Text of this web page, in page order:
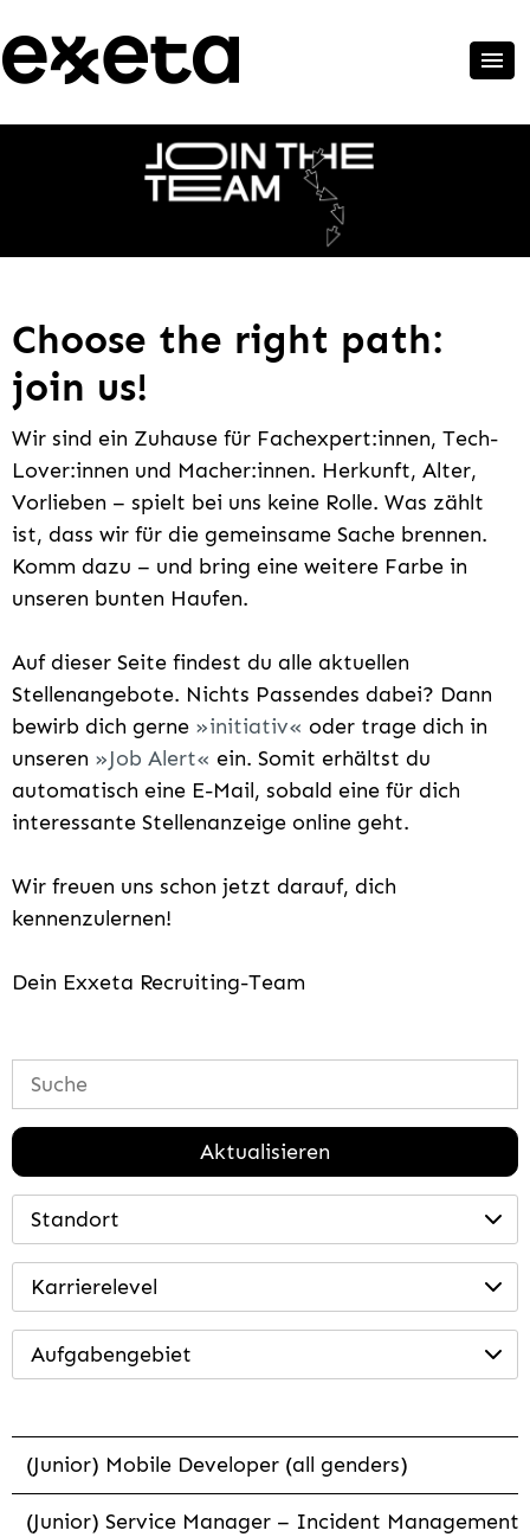
Choose the right path:
join us!
Wir sind ein Zuhause für Fachexpert:innen, Tech-
Lover:innen und Macher:innen. Herkunft, Alter,
Vorlieben – spielt bei uns keine Rolle. Was zählt
ist, dass wir für die gemeinsame Sache brennen.
Komm dazu – und bring eine weitere Farbe in
unseren bunten Haufen.
Auf dieser Seite findest du alle aktuellen
Stellenangebote. Nichts Passendes dabei? Dann
bewirb dich gerne
initiativ
oder trage dich in
unseren
Job Alert
ein. Somit erhältst du
automatisch eine E-Mail, sobald eine für dich
interessante Stellenanzeige online geht.
Wir freuen uns schon jetzt darauf, dich
kennenzulernen!
Dein Exxeta Recruiting-Team
Aktualisieren
Standort
Karrierelevel
Aufgabengebiet
(Junior) Mobile Developer (all genders)
(Junior) Service Manager – Incident Management